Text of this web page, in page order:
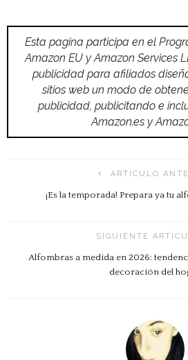
Esta pagina participa en el
Amazon EU y Amazon Services
publicidad para afiliados
sitios web un modo de
publicidad, publicitando e
Amazon.es y
ARTÍCULO
¡Es la temporada! Prepara ya tu
SIGUIENTE
Alfombras a medida en 2026:
decoración del